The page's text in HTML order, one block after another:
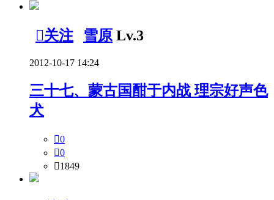
关注 雪原 Lv.3
2012-10-17 14:24
三十七、蒙古国酣于内战 理宗好声色
犬
0
0
1849